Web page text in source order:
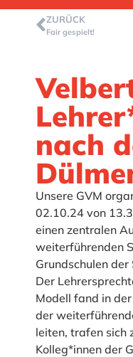
ZURÜCK
Fair gespielt!
nach
Unsere GVM
02.10.24 von
einen zentralen
weiterführenden
Grundschulen
Der
Modell fand in
der
leiten, trafen sich
Kolleg*innen der